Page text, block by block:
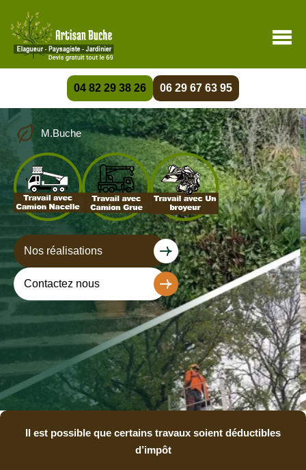
04 82 29 38 26 06 29 67 63 95
M.Buche
Nos réalisations
Contactez nous
Il est possible que certains travaux soient déductibles
d’impôt